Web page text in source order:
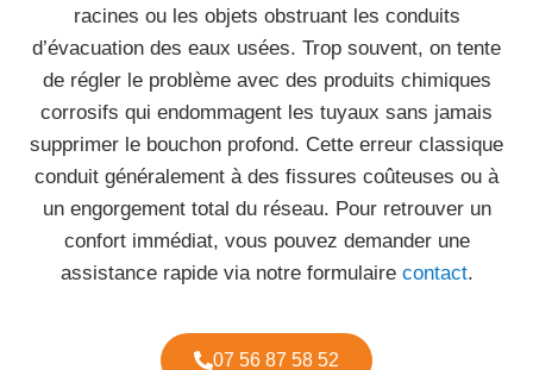
racines ou les objets obstruant les conduits
d’évacuation des eaux usées. Trop souvent, on tente
de régler le problème avec des produits chimiques
corrosifs qui endommagent les tuyaux sans jamais
supprimer le bouchon profond. Cette erreur classique
conduit généralement à des fissures coûteuses ou à
un engorgement total du réseau. Pour retrouver un
confort immédiat, vous pouvez demander une
assistance rapide via notre formulaire contact.
07 56 87 58 52